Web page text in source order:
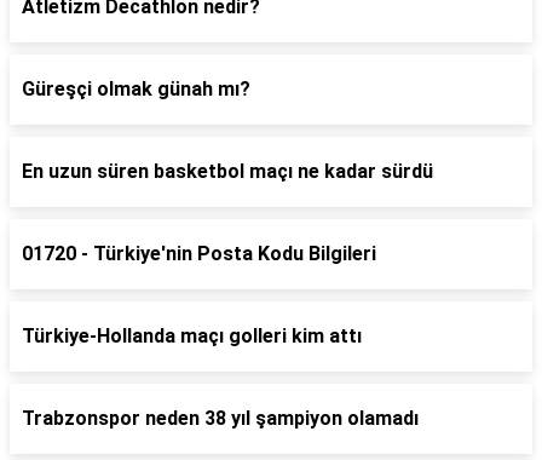
Atletizm Decathlon nedir?
Güreşçi olmak günah mı?
En uzun süren basketbol maçı ne kadar sürdü
01720 - Türkiye'nin Posta Kodu Bilgileri
Türkiye-Hollanda maçı golleri kim attı
Trabzonspor neden 38 yıl şampiyon olamadı